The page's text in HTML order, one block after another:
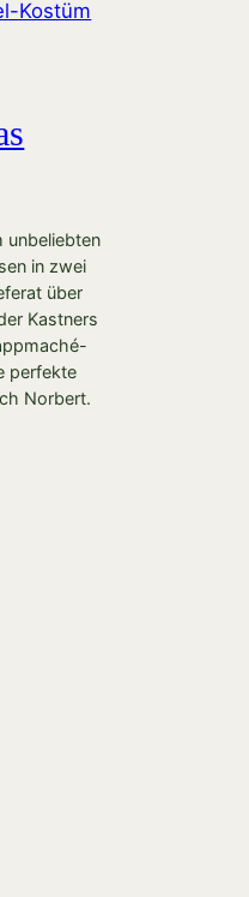
unbeliebten
in zwei
über
Kastners
perfekte
Norbert.